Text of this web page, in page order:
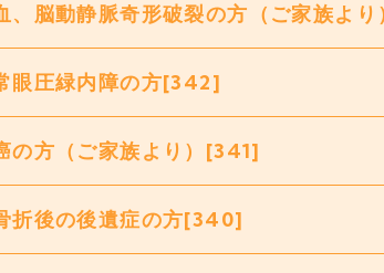
、脳動静脈奇形破裂の方（ご家族よ
眼圧緑内障の方[342]
の方（ご家族より）[341]
折後の後遺症の方[340]